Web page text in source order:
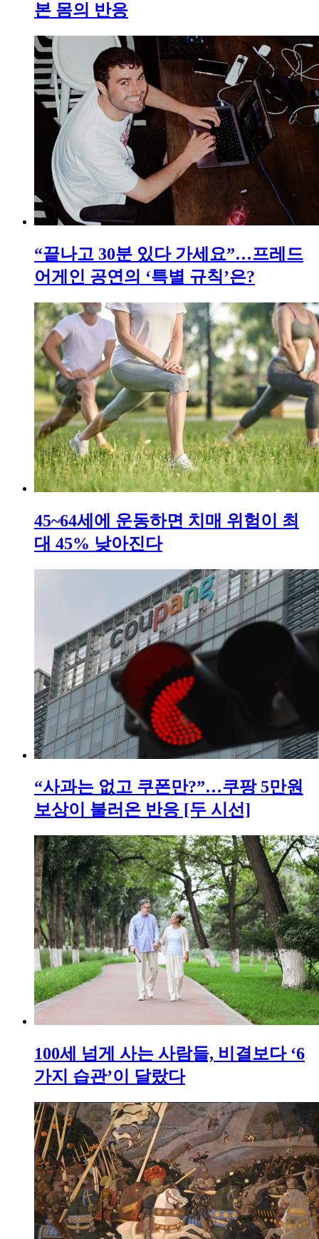
본 몸의 반응
“끝나고 30분 있다 가세요”…프레드
어게인 공연의 ‘특별 규칙’은?
45~64세에 운동하면 치매 위험이 최
대 45% 낮아진다
“사과는 없고 쿠폰만?”…쿠팡 5만원
보상이 불러온 반응 [두 시선]
100세 넘게 사는 사람들, 비결보다 ‘6
가지 습관’이 달랐다